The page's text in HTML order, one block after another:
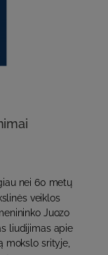
nei 60 metų
veiklos
Juozo
liudijimas apie
mokslo srityje,